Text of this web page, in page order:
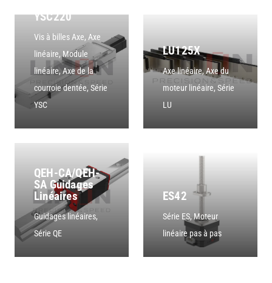
YSC220
Vis à billes Axe, Axe
linéaire,Module
linéaire,Axe de la
courroie dentée, Série
YSC
LU125X
Axe linéaire,Axe du
moteur linéaire, Série
LU
QEH-CA/QEH-
SA Guidages
Linéaires
Guidages linéaires,
Série QE
ES42
Série ES, Moteur
linéaire pas à pas